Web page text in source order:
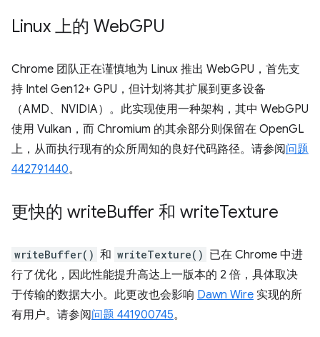
Linux 上的 WebGPU
Chrome 团队正在谨慎地为 Linux 推出 WebGPU，首先支
持 Intel Gen12+ GPU，但计划将其扩展到更多设备
（AMD、NVIDIA）。此实现使用一种架构，其中 WebGPU
使用 Vulkan，而 Chromium 的其余部分则保留在 OpenGL
上，从而执行现有的众所周知的良好代码路径。请参阅问题
442791440。
更快的 writeBuffer 和 writeTexture
writeBuffer() 和 writeTexture() 已在 Chrome 中进
行了优化，因此性能提升高达上一版本的 2 倍，具体取决
于传输的数据大小。此更改也会影响 Dawn Wire 实现的所
有用户。请参阅问题 441900745。